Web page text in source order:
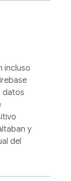
incluso
datos
y
del